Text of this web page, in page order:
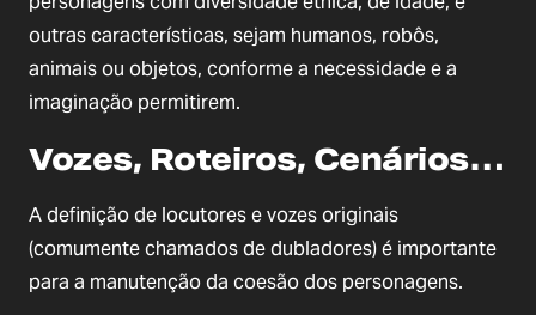
outras características, sejam humanos, robôs,
animais ou objetos, conforme a necessidade e a
imaginação permitirem.
Vozes, Roteiros, Cenários…
A definição de locutores e vozes originais
(comumente chamados de dubladores) é importante
para a manutenção da coesão dos personagens.